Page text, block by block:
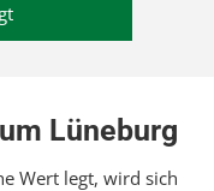
Lüneburg
Wert legt, wird sich